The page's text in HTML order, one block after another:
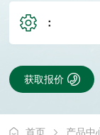
：
获取报价
首页 产品中